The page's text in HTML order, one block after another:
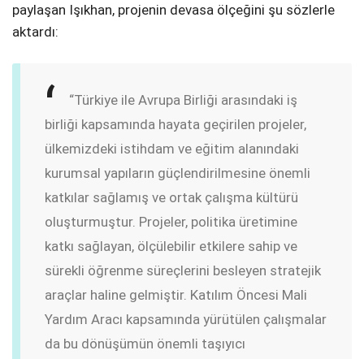
paylaşan Işıkhan, projenin devasa ölçeğini şu sözlerle
aktardı:
“Türkiye ile Avrupa Birliği arasındaki iş
birliği kapsamında hayata geçirilen projeler,
ülkemizdeki istihdam ve eğitim alanındaki
kurumsal yapıların güçlendirilmesine önemli
katkılar sağlamış ve ortak çalışma kültürü
oluşturmuştur. Projeler, politika üretimine
katkı sağlayan, ölçülebilir etkilere sahip ve
sürekli öğrenme süreçlerini besleyen stratejik
araçlar haline gelmiştir. Katılım Öncesi Mali
Yardım Aracı kapsamında yürütülen çalışmalar
da bu dönüşümün önemli taşıyıcı